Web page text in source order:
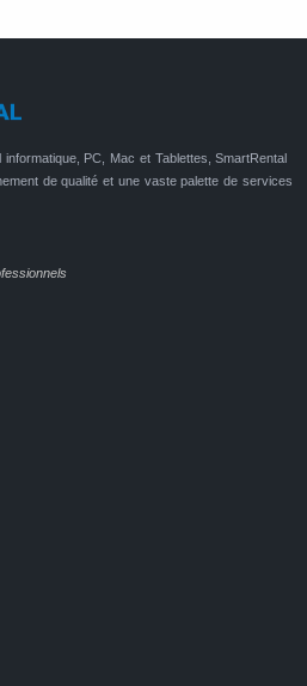
PC, Mac et Tablettes, SmartRental
de qualité et une vaste palette de services